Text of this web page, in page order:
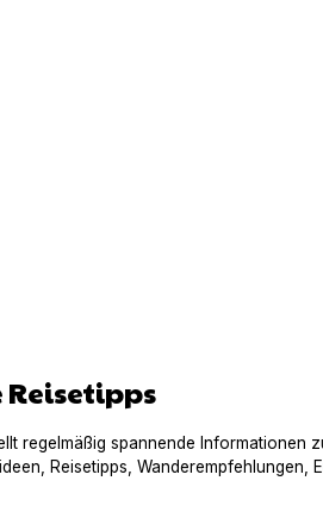
regelmäßig spannende Informationen
Reisetipps, Wanderempfehlungen,